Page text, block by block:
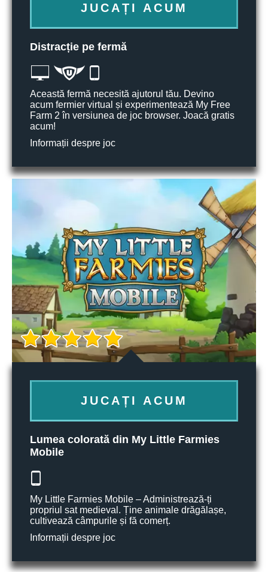
JUCAȚI ACUM
Distracție pe fermă
Această fermă necesită ajutorul tău. Devino
acum fermier virtual și experimentează My Free
Farm 2 în versiunea de joc browser. Joacă gratis
acum!
Informații despre joc
JUCAȚI ACUM
Lumea colorată din My Little Farmies
Mobile
My Little Farmies Mobile – Administrează-ți
propriul sat medieval. Ține animale drăgălașe,
cultivează câmpurile și fă comerț.
Informații despre joc